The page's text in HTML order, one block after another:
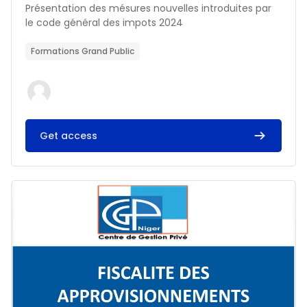
Résumé du cours :
Présentation des mésures nouvelles introduites par
le code général des impots 2024
Formations Grand Public
Get access
Image du cours FISCALITE DES APPROVISIONNEMENTS